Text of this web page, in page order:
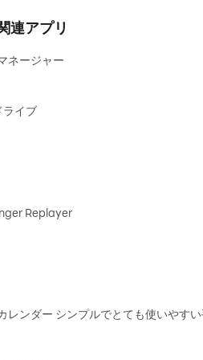
連アプリ
ネージャー
イブ
Replayer
レンダー シンプルでとても使いやす